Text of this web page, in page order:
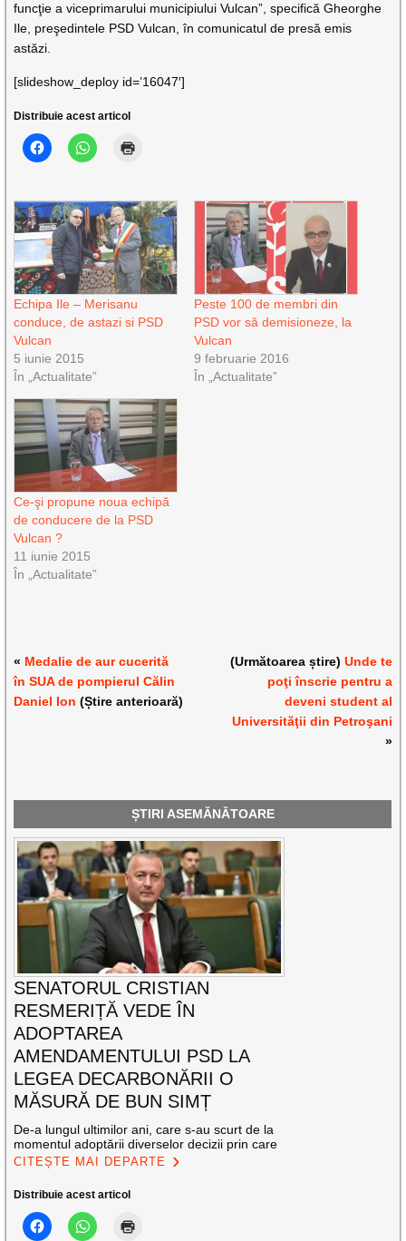
funcţie a viceprimarului municipiului Vulcan”, specifică Gheorghe
Ile, preşedintele PSD Vulcan, în comunicatul de presă emis
astăzi.
[slideshow_deploy id=’16047′]
Distribuie acest articol
Echipa Ile – Merisanu
conduce, de astazi si PSD
Vulcan
5 iunie 2015
În „Actualitate”
Peste 100 de membri din
PSD vor să demisioneze, la
Vulcan
9 februarie 2016
În „Actualitate”
Ce-şi propune noua echipă
de conducere de la PSD
Vulcan ?
11 iunie 2015
În „Actualitate”
« Medalie de aur cucerită
în SUA de pompierul Călin
Daniel Ion (Știre anterioară)
(Următoarea știre) Unde te
poţi înscrie pentru a
deveni student al
Universităţii din Petroşani
»
ȘTIRI ASEMĂNĂTOARE
SENATORUL CRISTIAN
RESMERIȚĂ VEDE ÎN
ADOPTAREA
AMENDAMENTULUI PSD LA
LEGEA DECARBONĂRII O
MĂSURĂ DE BUN SIMȚ
De-a lungul ultimilor ani, care s-au scurt de la
momentul adoptării diverselor decizii prin care
CITEȘTE MAI DEPARTE
Distribuie acest articol